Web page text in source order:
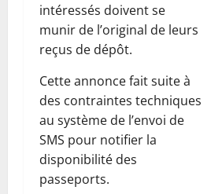
intéressés doivent se
munir de l’original de leurs
reçus de dépôt.
Cette annonce fait suite à
des contraintes techniques
au système de l’envoi de
SMS pour notifier la
disponibilité des
passeports.